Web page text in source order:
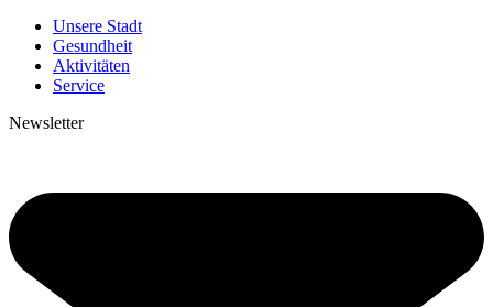
Unsere Stadt
Gesundheit
Aktivitäten
Service
Newsletter